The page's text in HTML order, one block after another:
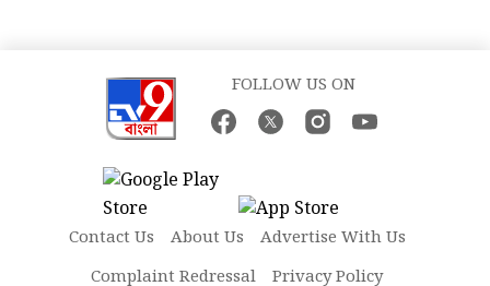
FOLLOW US ON
Contact Us About Us
Advertise With Us
Complaint Redressal
Privacy Policy